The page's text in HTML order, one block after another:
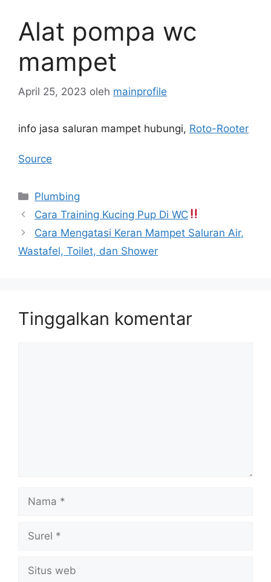
Alat pompa wc
mampet
April 25, 2023 oleh mainprofile
info jasa saluran mampet hubungi, Roto-Rooter
Source
Kategori
Plumbing
Cara Training Kucing Pup Di WC
Cara Mengatasi Keran Mampet Saluran Air,
Wastafel, Toilet, dan Shower
Tinggalkan komentar
web